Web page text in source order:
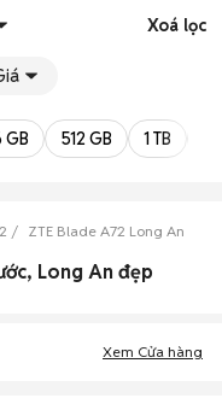
Xoá lọc
GB 512 GB 1 TB
ZTE Blade A72 Long An
Long An đẹp
Xem Cửa hàng